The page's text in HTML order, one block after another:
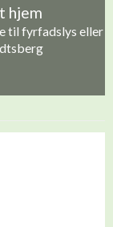
hjem
til fyrfadslys eller